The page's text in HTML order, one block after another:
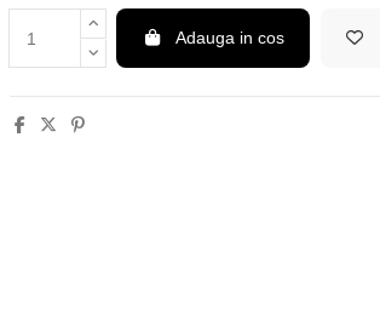
Adauga in cos